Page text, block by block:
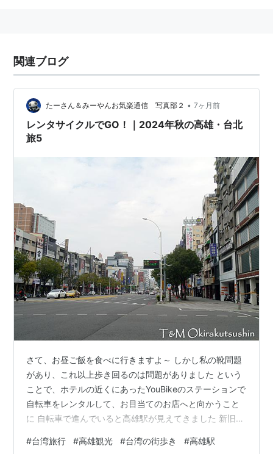
関連ブログ
たーさん＆みーやんお気楽通信 写真部２ • 7ヶ月前
レンタサイクルでGO！｜2024年秋の高雄・台北
旅5
さて、お昼ご飯を食べに行きますよ～ しかし私の靴問題
があり、これ以上歩き回るのは問題がありました という
ことで、ホテルの近くにあったYouBikeのステーションで
自転車をレンタルして、お目当てのお店へと向かうこと
に 自転車で進んでいると高雄駅が見えてきました 新旧の
駅（高雄願景館）で、右の写真が新駅舎の敷地に建って
#台湾旅行 #高雄観光 #台湾の街歩き #高雄駅